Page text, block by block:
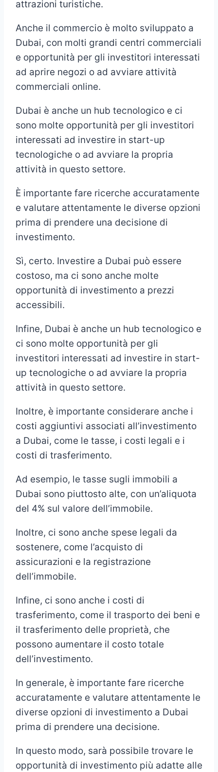
attrazioni turistiche.
Anche il commercio è molto sviluppato a
Dubai, con molti grandi centri commerciali
e opportunità per gli investitori interessati
ad aprire negozi o ad avviare attività
commerciali online.
Dubai è anche un hub tecnologico e ci
sono molte opportunità per gli investitori
interessati ad investire in start-up
tecnologiche o ad avviare la propria
attività in questo settore.
È importante fare ricerche accuratamente
e valutare attentamente le diverse opzioni
prima di prendere una decisione di
investimento.
Sì, certo. Investire a Dubai può essere
costoso, ma ci sono anche molte
opportunità di investimento a prezzi
accessibili.
Infine, Dubai è anche un hub tecnologico e
ci sono molte opportunità per gli
investitori interessati ad investire in start-
up tecnologiche o ad avviare la propria
attività in questo settore.
Inoltre, è importante considerare anche i
costi aggiuntivi associati all’investimento
a Dubai, come le tasse, i costi legali e i
costi di trasferimento.
Ad esempio, le tasse sugli immobili a
Dubai sono piuttosto alte, con un’aliquota
del 4% sul valore dell’immobile.
Inoltre, ci sono anche spese legali da
sostenere, come l’acquisto di
assicurazioni e la registrazione
dell’immobile.
Infine, ci sono anche i costi di
trasferimento, come il trasporto dei beni e
il trasferimento delle proprietà, che
possono aumentare il costo totale
dell’investimento.
In generale, è importante fare ricerche
accuratamente e valutare attentamente le
diverse opzioni di investimento a Dubai
prima di prendere una decisione.
In questo modo, sarà possibile trovare le
opportunità di investimento più adatte alle